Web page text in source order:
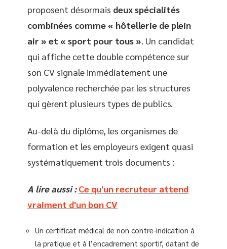
proposent désormais deux spécialités
combinées comme « hôtellerie de plein
air » et « sport pour tous ». Un candidat
qui affiche cette double compétence sur
son CV signale immédiatement une
polyvalence recherchée par les structures
qui gèrent plusieurs types de publics.
Au-delà du diplôme, les organismes de
formation et les employeurs exigent quasi
systématiquement trois documents :
A lire aussi : Ce qu'un recruteur attend
vraiment d'un bon CV
Un certificat médical de non contre-indication à
la pratique et à l’encadrement sportif, datant de